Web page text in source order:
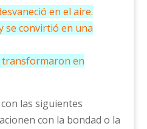
en el aire.
se convirtió en una
transformaron en
las siguientes
con la bondad o la